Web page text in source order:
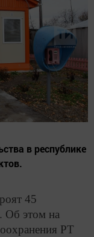
в республике
45
Об этом на
РТ